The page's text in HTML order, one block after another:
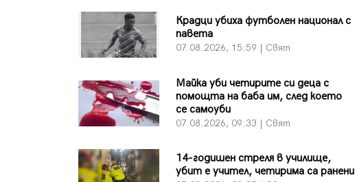
Крадци убиха футболен национал с
павета
07.08.2026, 15:59 | Свят
Майка уби четирите си деца с
помощта на баба им, след което
се самоуби
07.08.2026, 09:33 | Свят
14-годишен стреля в училище,
убит е учител, четирима са ранени